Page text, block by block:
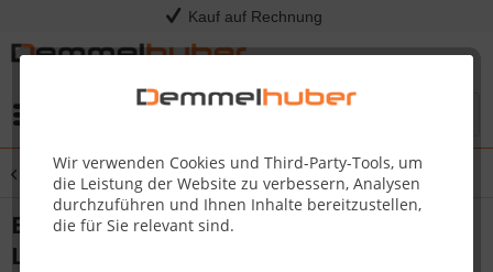
Kauf auf Rechnung
Wir verwenden Cookies und Third-Party-Tools, um
die Leistung der Website zu verbessern, Analysen
durchzuführen und Ihnen Inhalte bereitzustellen,
die für Sie relevant sind.
Übersicht Sonstige Ersatzteile
BURNER CROSS LIGHT BRACKET LE
LEX485 #N080-0202-M01